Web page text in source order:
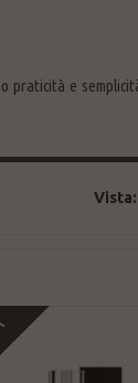
praticità e
Vista: